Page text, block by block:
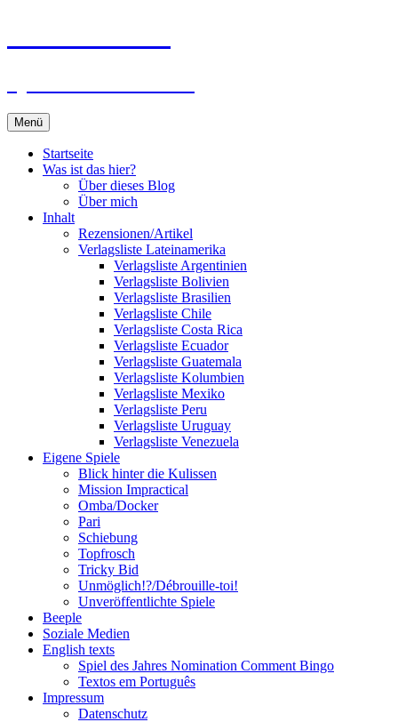
Menü
Startseite
Was ist das hier?
Über dieses Blog
Über mich
Inhalt
Rezensionen/Artikel
Verlagsliste Lateinamerika
Verlagsliste Argentinien
Verlagsliste Bolivien
Verlagsliste Brasilien
Verlagsliste Chile
Verlagsliste Costa Rica
Verlagsliste Ecuador
Verlagsliste Guatemala
Verlagsliste Kolumbien
Verlagsliste Mexiko
Verlagsliste Peru
Verlagsliste Uruguay
Verlagsliste Venezuela
Eigene Spiele
Blick hinter die Kulissen
Mission Impractical
Omba/Docker
Pari
Schiebung
Topfrosch
Tricky Bid
Unmöglich!?/Débrouille-toi!
Unveröffentlichte Spiele
Beeple
Soziale Medien
English texts
Spiel des Jahres Nomination Comment Bingo
Textos em Português
Impressum
Datenschutz